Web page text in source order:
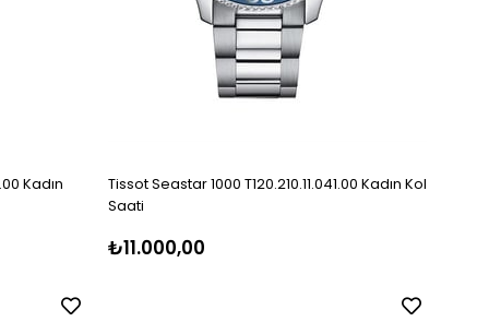
Kadın
Tissot Seastar 1000 T120.210.11.041.00 Kadın Kol
Saati
₺11.000,00